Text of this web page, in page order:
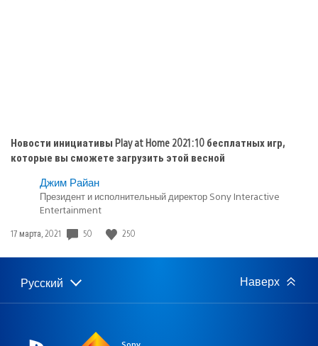
Новости инициативы Play at Home 2021: 10 бесплатных игр,
которые вы сможете загрузить этой весной
Джим Райан
Президент и исполнительный директор Sony Interactive
Entertainment
Дата
17 марта, 2021 50 250
Выбор
Выбранный
Русский Наверх